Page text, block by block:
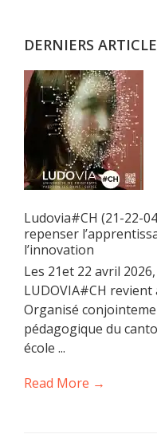
DERNIERS
Ludovia#CH (21-22-
repenser
l’innovation
Les 21et 22 avril
LUDOVIA#CH
Organisé
pédagogique du
école ...
Read More →